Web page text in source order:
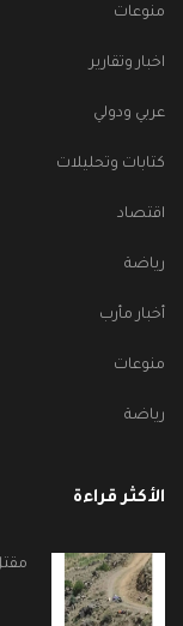
منوعات
اخبار وتقارير
عربي ودولي
كتابات وتحليلات
اقتصاد
رياضة
أخبار مأرب
منوعات
رياضة
الأكثر قراءة